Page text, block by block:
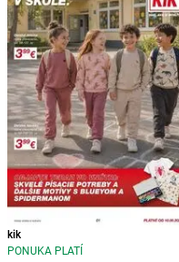
kik
PONUKA PLATÍ